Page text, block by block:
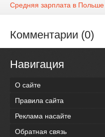
Средняя зарплата в Польше
Комментарии (0)
Навигация
О сайте
Правила сайта
Реклама насайте
Обратная связь